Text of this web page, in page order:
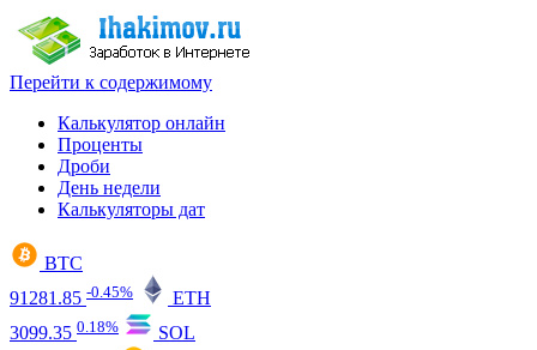
Перейти к содержимому
Калькулятор онлайн
Проценты
Дроби
День недели
Калькуляторы дат
BTC
91281.85 -0.45%
ETH
3099.35 0.18%
SOL